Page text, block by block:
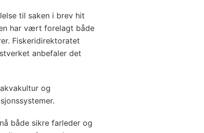
til saken i brev hit
har vært forelagt både
Fiskeridirektoratet
anbefaler det
og
både sikre farleder og